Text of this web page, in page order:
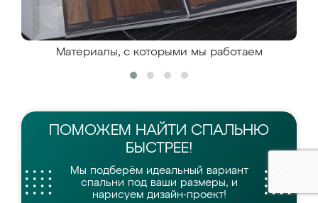
Материалы, с которыми мы работаем
ПОМОЖЕМ НАЙТИ СПАЛЬНЮ
БЫСТРЕЕ!
Мы подберём идеальный вариант
спальни под ваши размеры, и
нарисуем дизайн-проект!